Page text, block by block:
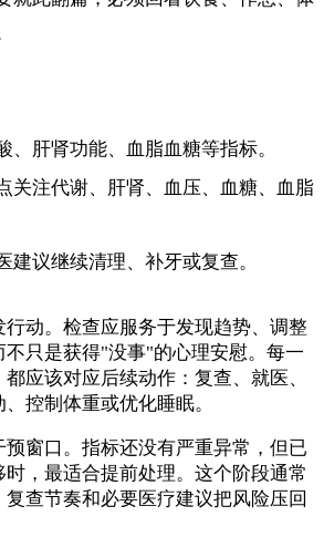
、肝肾功能、血脂血糖等指标。
关注代谢、肝肾、血压、血糖、血脂
建议继续清理、补牙或复查。
动。检查应服务于发现趋势、调整
只是获得"没事"的心理安慰。每一
应该对应后续动作：复查、就医、
控制体重或优化睡眠。
窗口。指标还没有严重异常，但已
，最适合提前处理。这个阶段通常
查节奏和必要医疗建议把风险压回